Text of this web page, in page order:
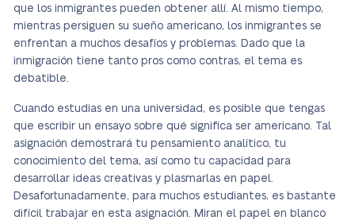
que los inmigrantes pueden obtener allí. Al mismo tiempo,
mientras persiguen su sueño americano, los inmigrantes se
enfrentan a muchos desafíos y problemas. Dado que la
inmigración tiene tanto pros como contras, el tema es
debatible.
Cuando estudias en una universidad, es posible que tengas
que escribir un ensayo sobre qué significa ser americano. Tal
asignación demostrará tu pensamiento analítico, tu
conocimiento del tema, así como tu capacidad para
desarrollar ideas creativas y plasmarlas en papel.
Desafortunadamente, para muchos estudiantes, es bastante
difícil trabajar en esta asignación. Miran el papel en blanco